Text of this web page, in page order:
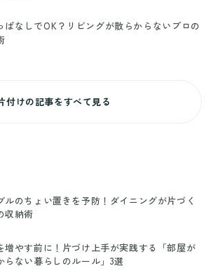
ぱなしでOK？リビングが散らからないプロの
付けの記事をすべて見る
ルのちょい置きを予防！ダイニングが片づく
収納術
増やす前に！片づけ上手が実践する「部屋が
らない暮らしのルール」3選